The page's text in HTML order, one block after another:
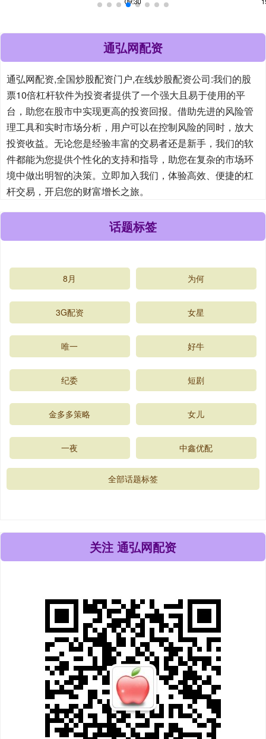
通弘网配资
通弘网配资,全国炒股配资门户,在线炒股配资公司:我们的股
票10倍杠杆软件为投资者提供了一个强大且易于使用的平
台，助您在股市中实现更高的投资回报。借助先进的风险管
理工具和实时市场分析，用户可以在控制风险的同时，放大
投资收益。无论您是经验丰富的交易者还是新手，我们的软
件都能为您提供个性化的支持和指导，助您在复杂的市场环
境中做出明智的决策。立即加入我们，体验高效、便捷的杠
杆交易，开启您的财富增长之旅。
话题标签
8月 为何
3G配资 女星
唯一 好牛
纪委 短剧
金多多策略 女儿
一夜 中鑫优配
全部话题标签
关注 通弘网配资